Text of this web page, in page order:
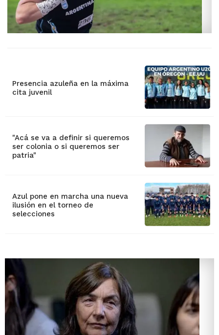
Presencia azuleña en la máxima
cita juvenil
"Acá se va a definir si queremos
ser colonia o si queremos ser
patria"
Azul pone en marcha una nueva
ilusión en el torneo de
selecciones